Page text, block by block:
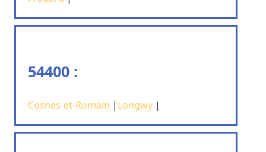
54400 :
Cosnes-et-Romain | Longwy |